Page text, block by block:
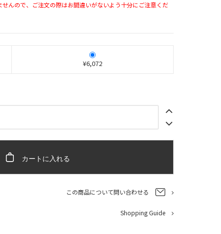
んので、ご注文の際はお間違いがないよう十分にご注意くだ
¥6,072
カートに入れる
この商品について問い合わせる
Shopping Guide